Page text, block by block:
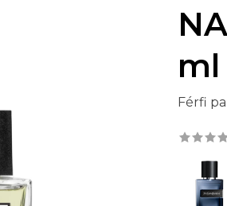
ml
Férfi